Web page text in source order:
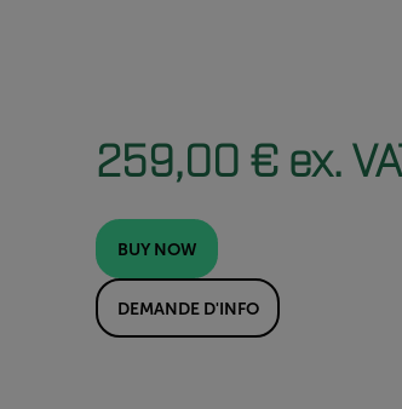
259,00 € ex.
BUY NOW
DEMANDE D'INFO